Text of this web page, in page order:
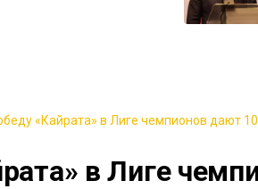
«Кайрата» в Лиге чемпионов дают
в Лиге